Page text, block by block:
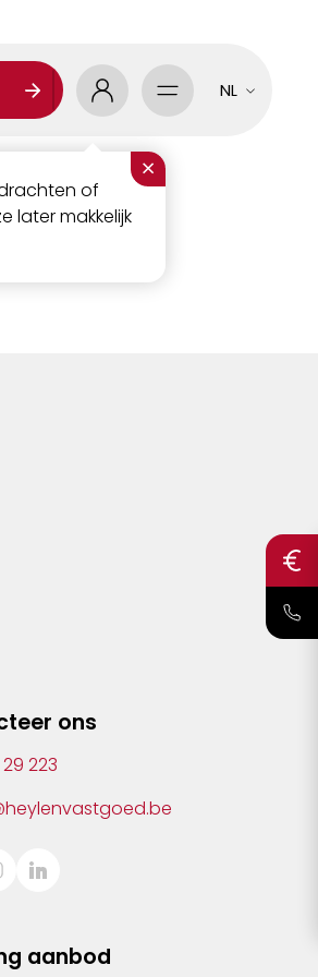
×
of
later makkelijk
NL
ons
223
aanbod